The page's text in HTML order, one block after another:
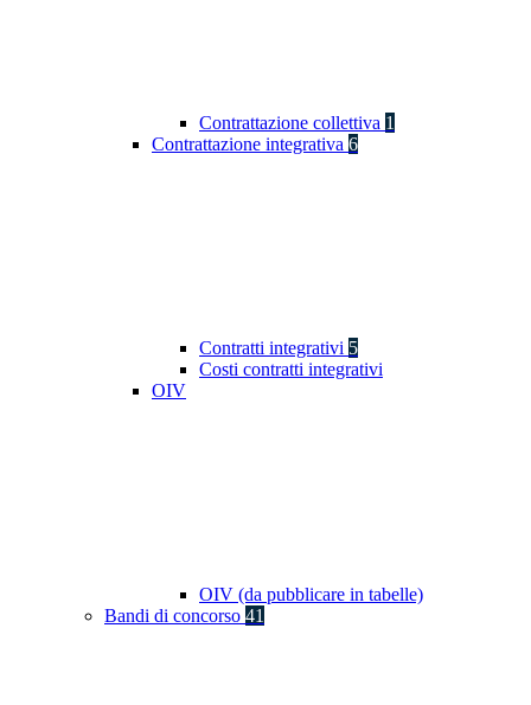
Contrattazione collettiva 1
Contrattazione integrativa 6
Contratti integrativi 5
Costi contratti integrativi
OIV
OIV (da pubblicare in tabelle)
Bandi di concorso 41